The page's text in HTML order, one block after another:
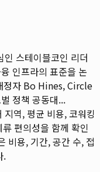
스테이블코인 리더
인프라의 표준을 논
정자 Bo Hines, Circle
정책 공동대...
역, 평균 비용, 코워킹
편의성을 함께 확인
비용, 기간, 공간 수, 접
.